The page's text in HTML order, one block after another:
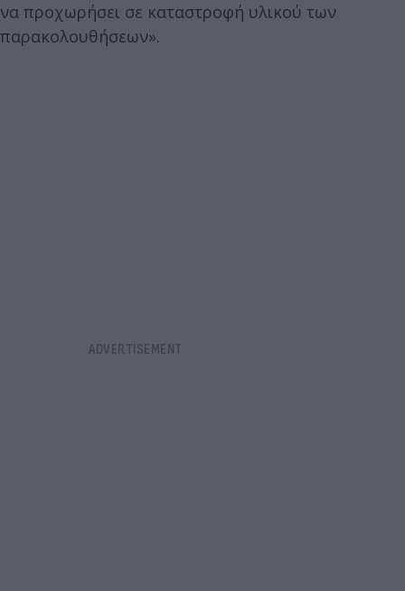
να προχωρήσει σε καταστροφή υλικού των
παρακολουθήσεων».